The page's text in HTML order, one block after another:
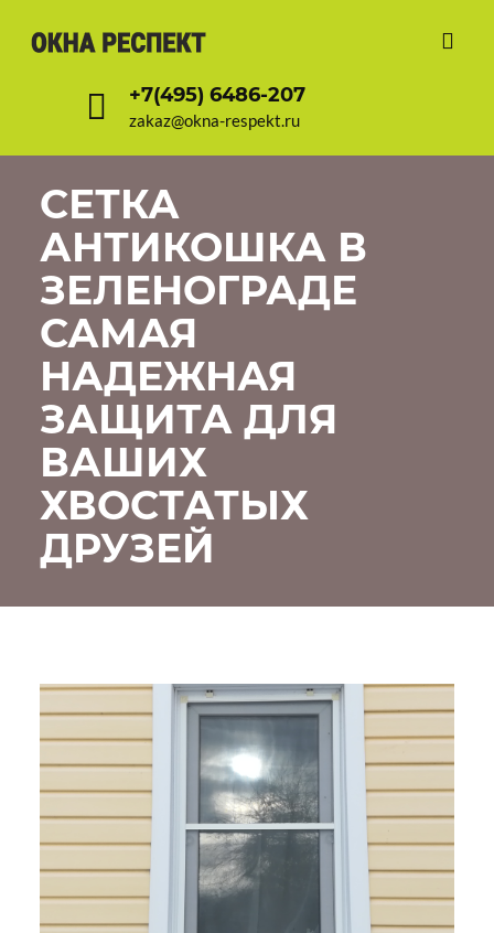
+7(495) 6486-207
zakaz@okna-respekt.ru
СЕТКА
АНТИКОШКА В
ЗЕЛЕНОГРАДЕ
САМАЯ
НАДЕЖНАЯ
ЗАЩИТА ДЛЯ
ВАШИХ
ХВОСТАТЫХ
ДРУЗЕЙ